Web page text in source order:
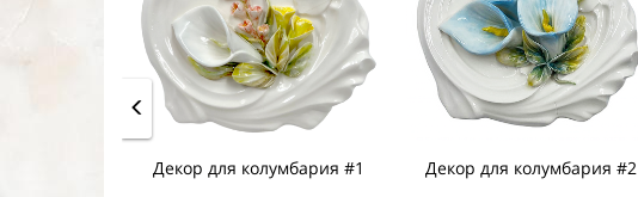
Декор для колумбария #1 Декор для колумбария #2